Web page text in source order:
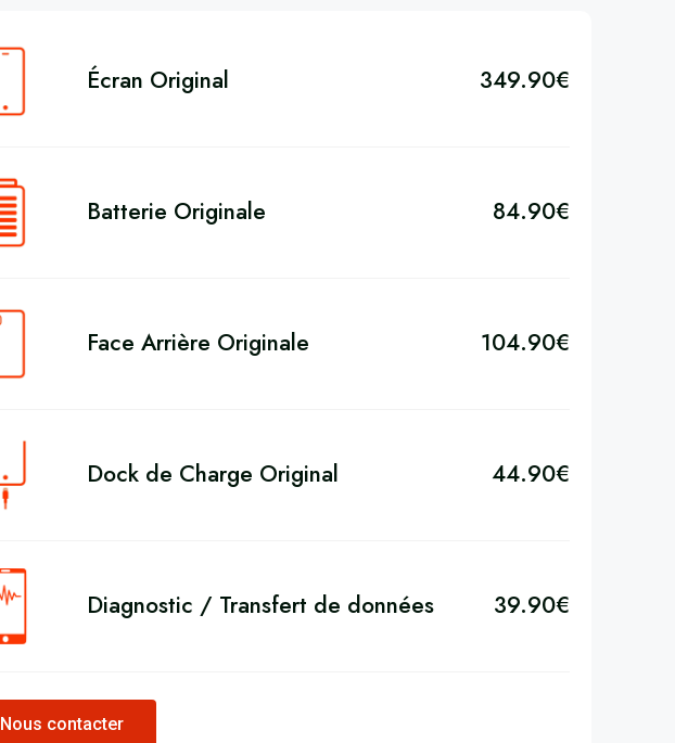
Écran Original 349.90€
Batterie Originale 84.90€
Face Arrière Originale 104.90€
Dock de Charge Original 44.90€
Diagnostic / Transfert de données 39.90€
Nous contacter